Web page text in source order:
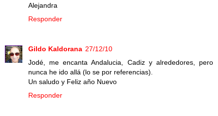
Alejandra
Responder
Gildo Kaldorana 27/12/10
Jodé, me encanta Andalucia, Cadiz y alrededores, pero
nunca he ido allá (lo se por referencias).
Un saludo y Feliz año Nuevo
Responder